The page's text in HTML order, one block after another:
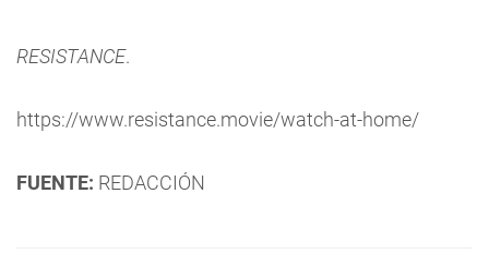
RESISTANCE.
https://www.resistance.movie/watch-at-home/
FUENTE: REDACCIÓN